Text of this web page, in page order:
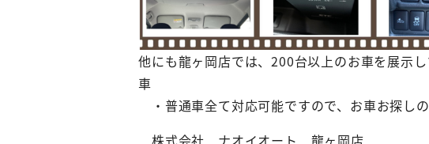
他にも龍ヶ岡店では、200台以上のお車を展示
車
・普通車全て対応可能ですので、お車お探し